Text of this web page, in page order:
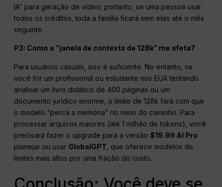
IA” para geração de vídeo; portanto, se uma pessoa usar
todos os créditos, toda a família ficará sem eles até o mês
seguinte.
P3: Como a “janela de contexto de 128k” me afeta?
Para usuários casuais, isso é suficiente. No entanto, se
você for um profissional ou estudante nos EUA tentando
analisar um livro didático de 400 páginas ou um
documento jurídico enorme, o limite de 128k fará com que
o modelo “perca a memória” no meio do caminho. Para
processar arquivos maiores (até 1 milhão de tokens), você
precisará fazer o upgrade para a versão$19.99 AI Pro
planejar ou usar GlobalGPT , que oferece modelos de
limites mais altos por uma fração do custo.